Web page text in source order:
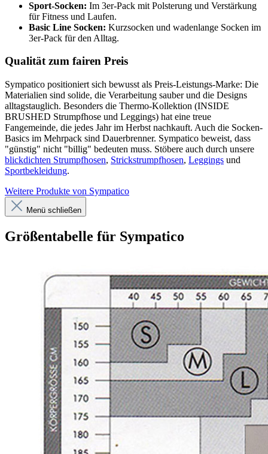
Sport-Socken: Im 3er-Pack mit Polsterung und Verstärkung
für Fitness und Laufen.
Basic Line Socken: Kurzsocken und wadenlange Socken im
3er-Pack für den Alltag.
Qualität zum fairen Preis
Sympatico positioniert sich bewusst als Preis-Leistungs-Marke: Die
Materialien sind solide, die Verarbeitung sauber und die Designs
alltagstauglich. Besonders die Thermo-Kollektion (INSIDE
BRUSHED Strumpfhose und Leggings) hat eine treue
Fangemeinde, die jedes Jahr im Herbst nachkauft. Auch die Socken-
Basics im Mehrpack sind Dauerbrenner. Sympatico beweist, dass
"günstig" nicht "billig" bedeuten muss. Stöbere auch durch unsere
blickdichten Strumpfhosen, Strickstrumpfhosen, Leggings und
Sportbekleidung.
Weitere Produkte von Sympatico
Menü schließen
Größentabelle für Sympatico